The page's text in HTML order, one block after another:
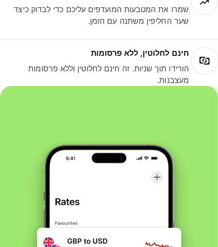
שמרו את המטבעות המועדפים עליכם כדי לבדוק כיצד
שער החליפין משתנה עם הזמן.
חינם לחלוטין, ללא פרסומות
הורידו תוך שניות. זה חינם לחלוטין וללא פרסומות
מעצבנות.